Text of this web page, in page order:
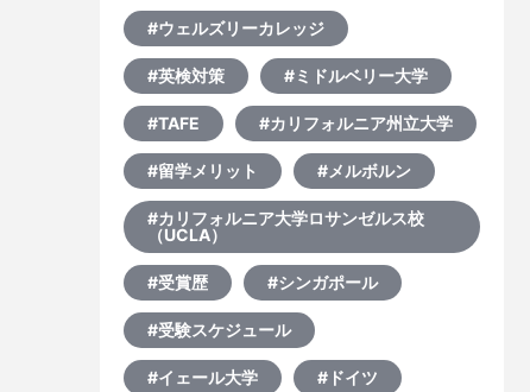
#ウェルズリーカレッジ
#英検対策 #ミドルベリー大学
#TAFE #カリフォルニア州立大学
#留学メリット #メルボルン
#カリフォルニア大学ロサンゼルス校
（UCLA）
#受賞歴 #シンガポール
#受験スケジュール
#イェール大学 #ドイツ